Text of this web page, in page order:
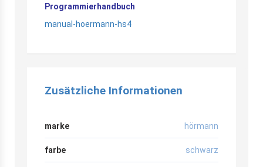
Programmierhandbuch
manual-hoermann-hs4
Zusätzliche Informationen
marke hörmann
farbe schwarz